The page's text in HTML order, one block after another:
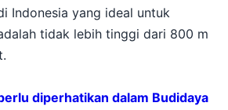
Indonesia yang ideal untuk
tidak lebih tinggi dari 800 m
diperhatikan dalam Budidaya